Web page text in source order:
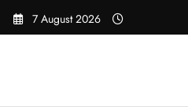
Zum
Inhalt
7 August 2026